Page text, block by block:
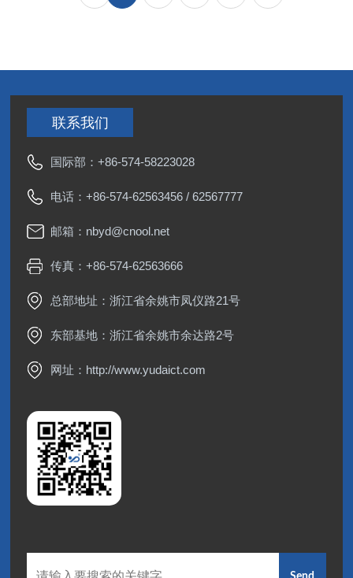
联系我们
国际部：+86-574-58223028
电话：+86-574-62563456 /62567777
邮箱： nbyd@cnool.net
传真：+86-574-62563666
总部地址：浙江省余姚市凤仪路21号
东部基地：浙江省余姚市余达路2号
网址： http://www.yudaict.com